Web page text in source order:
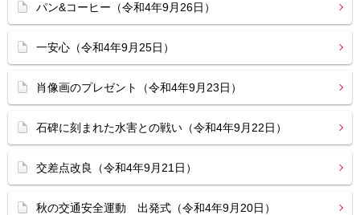
パン&コーヒー（令和4年9月26日）
一安心（令和4年9月25日）
肖像画のプレゼント（令和4年9月23日）
石碑に刻まれた水害との戦い（令和4年9月22日）
交差点改良（令和4年9月21日）
秋の交通安全運動 出発式（令和4年9月20日）